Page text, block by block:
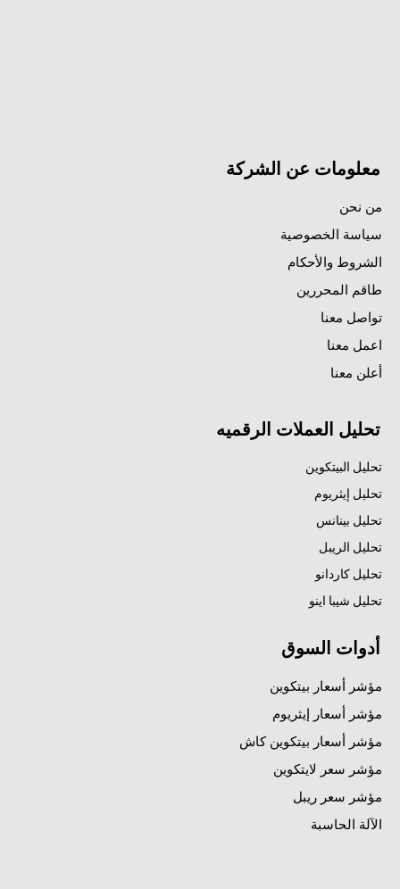
معلومات عن الشركة
من نحن
سياسة الخصوصية
الشروط والأحكام
طاقم المحررين
تواصل معنا
اعمل معنا
أعلن معنا
تحليل العملات الرقميه
تحليل البيتكوين
تحليل إيثريوم
تحليل بينانس
تحليل الريبل
تحليل كاردانو
تحليل شيبا اينو
أدوات السوق
مؤشر أسعار بيتكوين
مؤشر أسعار إيثريوم
مؤشر أسعار بيتكوين كاش
مؤشر سعر لايتكوين
مؤشر سعر ريبل
الآلة الحاسبة